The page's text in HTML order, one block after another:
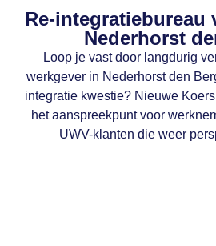
Re-integratiebureau
Nederhorst
Loop je vast door langdurig
werkgever in Nederhorst den
integratie kwestie? Nieuwe
het aanspreekpunt voor
UWV-klanten die weer